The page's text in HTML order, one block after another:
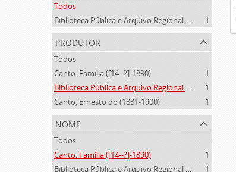
Todos
Biblioteca Pública e Arquivo Regional de Ponta Delgada
1
produtor
Todos
Canto. Família ([14--?]-1890)
1
Biblioteca Pública e Arquivo Regional de Ponta Delgada (1841- )
1
Canto, Ernesto do (1831-1900)
1
nome
Todos
Canto. Família ([14--?]-1890)
1
Biblioteca Pública e Arquivo Regional de Ponta Delgada (1841- )
1